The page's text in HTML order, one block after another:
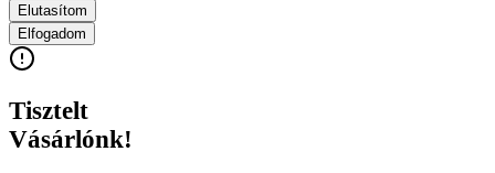
Elutasítom
Elfogadom
Tisztelt
Vásárlónk!